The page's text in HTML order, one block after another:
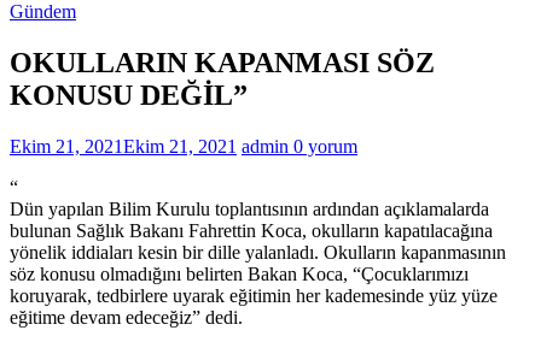
Gündem
OKULLARIN KAPANMASI SÖZ
KONUSU DEĞİL”
Ekim 21, 2021Ekim 21, 2021 admin 0 yorum
“
Dün yapılan Bilim Kurulu toplantısının ardından açıklamalarda
bulunan Sağlık Bakanı Fahrettin Koca, okulların kapatılacağına
yönelik iddiaları kesin bir dille yalanladı. Okulların kapanmasının
söz konusu olmadığını belirten Bakan Koca, “Çocuklarımızı
koruyarak, tedbirlere uyarak eğitimin her kademesinde yüz yüze
eğitime devam edeceğiz” dedi.